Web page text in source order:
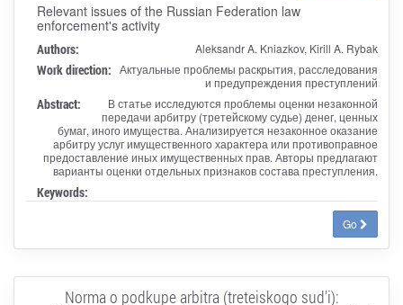
Relevant issues of the Russian Federation law
enforcement's activity
Authors: Aleksandr A. Kniazkov, Kirill A. Rybak
Work direction: Актуальные проблемы раскрытия, расследования
и предупреждения преступлений
Abstract:
В статье исследуются проблемы оценки незаконной
передачи арбитру (третейскому судье) денег, ценных
бумаг, иного имущества. Анализируется незаконное оказание
арбитру услуг имущественного характера или противоправное
предоставление иных имущественных прав. Авторы предлагают
варианты оценки отдельных признаков состава преступления.
Keywords:
Go
Norma o podkupe arbitra (treteiskogo sud'i):